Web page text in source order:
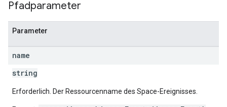
Pfadparameter
Parameter
name
string
Erforderlich. Der Ressourcenname des Space-Ereignisses.